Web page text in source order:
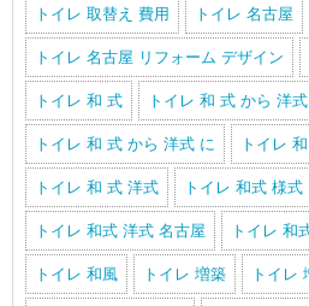
トイレ 取替え 費用 トイレ 名古屋
トイレ 名古屋 リフォーム デザイン
トイレ 和 式 トイレ 和 式 から 洋式
トイレ 和 式 から 洋式 に トイレ
トイレ 和 式 洋式 トイレ 和式 様式
トイレ 和式 洋式 名古屋 トイレ 和
トイレ 和風 トイレ 増築 トイレ